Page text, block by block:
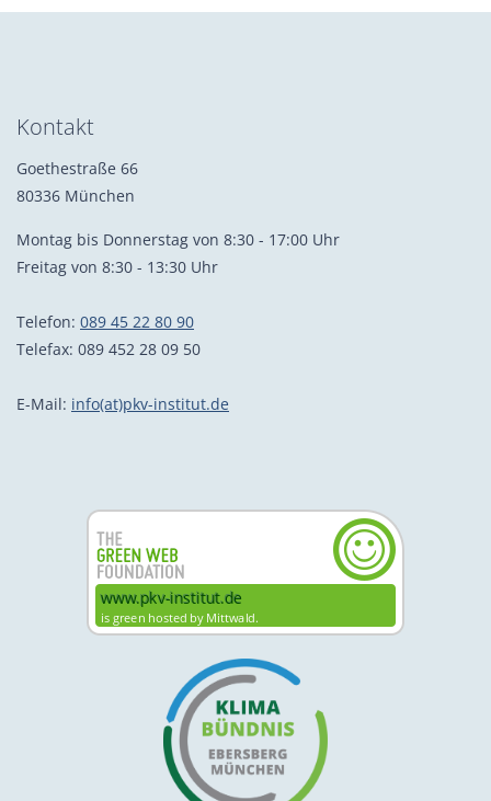
Kontakt
Goethestraße 66
80336 München
Montag bis Donnerstag von 8:30 - 17:00 Uhr
Freitag von 8:30 - 13:30 Uhr
Telefon: 089 45 22 80 90
Telefax: 089 452 28 09 50
E-Mail: info(at)pkv-institut.de